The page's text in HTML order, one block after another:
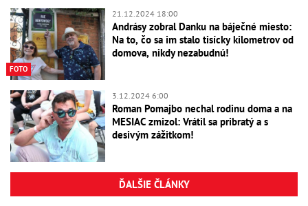
FOTO
21.12.2024 18:00
Andrásy zobral Danku na báječné miesto:
Na to, čo sa im stalo tisícky kilometrov od
domova, nikdy nezabudnú!
3.12.2024 6:00
Roman Pomajbo nechal rodinu doma a na
MESIAC zmizol: Vrátil sa pribratý a s
desivým zážitkom!
ĎALŠIE ČLÁNKY